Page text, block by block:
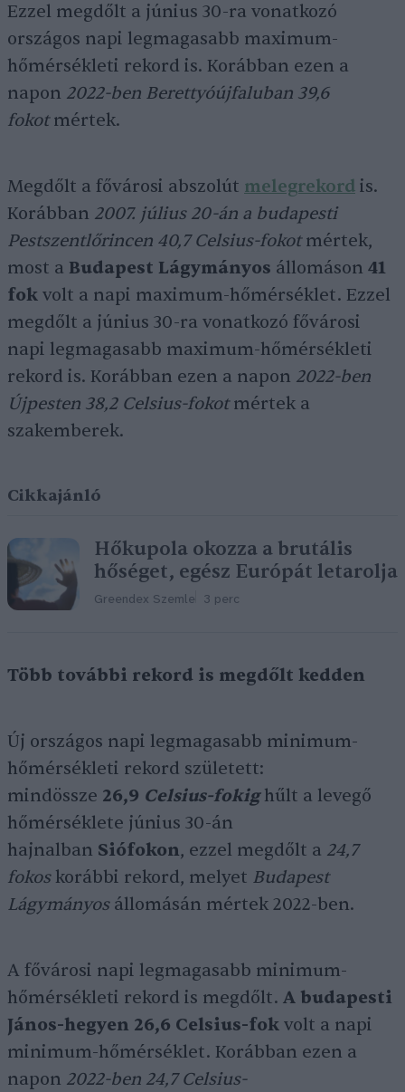
Ezzel megdőlt a június 30-ra vonatkozó
országos napi legmagasabb maximum-
hőmérsékleti rekord is. Korábban ezen a
napon 2022-ben Berettyóújfaluban 39,6
fokotmértek.
Megdőlt a fővárosi abszolút melegrekord is.
Korábban 2007. július 20-án a budapesti
Pestszentlőrincen 40,7 Celsius-fokotmértek,
most a Budapest Lágymányos állomáson 41
fok volt a napi maximum-hőmérséklet. Ezzel
megdőlt a június 30-ra vonatkozó fővárosi
napi legmagasabb maximum-hőmérsékleti
rekord is. Korábban ezen a napon 2022-ben
Újpesten 38,2 Celsius-fokotmértek a
szakemberek.
Cikkajánló
Hőkupola okozza a brutális
hőséget, egész Európát letarolja
Greendex Szemle 3 perc
Több további rekord is megdőlt kedden
Új országos napi legmagasabb minimum-
hőmérsékleti rekord született:
mindössze 26,9 Celsius-fokighűlt a levegő
hőmérséklete június 30-án
hajnalban Siófokon, ezzel megdőlt a 24,7
fokoskorábbi rekord, melyet Budapest
Lágymányosállomásán mértek 2022-ben.
A fővárosi napi legmagasabb minimum-
hőmérsékleti rekord is megdőlt. A budapesti
János-hegyen 26,6 Celsius-fok volt a napi
minimum-hőmérséklet. Korábban ezen a
napon 2022-ben 24,7Celsius-